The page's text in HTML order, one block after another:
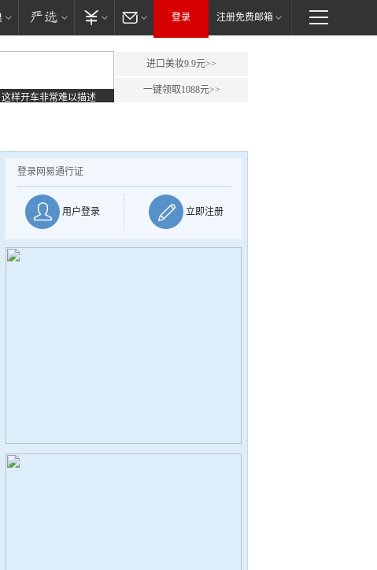
登录 注册免费邮箱
这样开车非常难以描述
进口美妆9.9元>>
一键领取1088元>>
登录网易通行证
用户登录 立即注册